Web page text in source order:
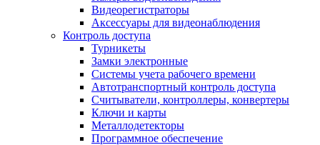
Видеорегистраторы
Аксессуары для видеонаблюдения
Контроль доступа
Турникеты
Замки электронные
Системы учета рабочего времени
Автотранспортный контроль доступа
Считыватели, контроллеры, конвертеры
Ключи и карты
Металлодетекторы
Программное обеспечение